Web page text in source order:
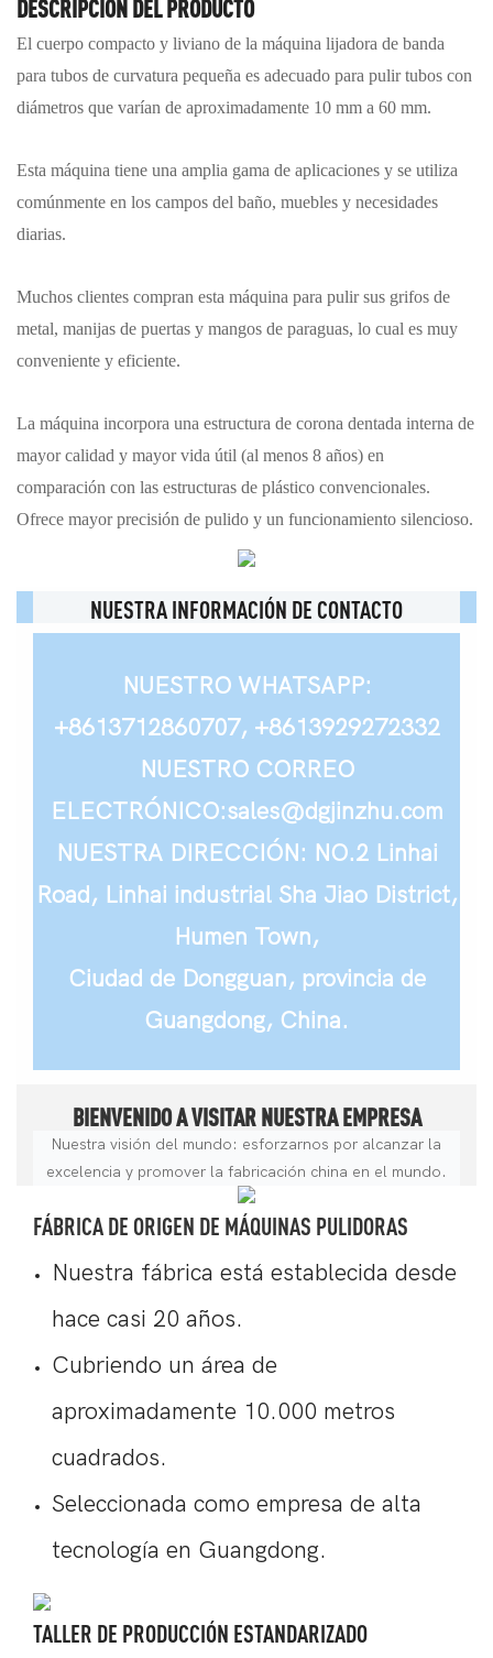
DESCRIPCIÓN DEL PRODUCTO
El cuerpo compacto y liviano de la máquina lijadora de banda
para tubos de curvatura pequeña es adecuado para pulir tubos con
diámetros que varían de aproximadamente 10 mm a 60 mm.
Esta máquina tiene una amplia gama de aplicaciones y se utiliza
comúnmente en los campos del baño, muebles y necesidades
diarias.
Muchos clientes compran esta máquina para pulir sus grifos de
metal, manijas de puertas y mangos de paraguas, lo cual es muy
conveniente y eficiente.
La máquina incorpora una estructura de corona dentada interna de
mayor calidad y mayor vida útil (al menos 8 años) en
comparación con las estructuras de plástico convencionales.
Ofrece mayor precisión de pulido y un funcionamiento silencioso.
NUESTRA INFORMACIÓN DE CONTACTO
NUESTRO WHATSAPP:
+8613712860707, +8613929272332
NUESTRO CORREO
ELECTRÓNICO:sales@dgjinzhu.com
NUESTRA DIRECCIÓN: NO.2 Linhai
Road, Linhai industrial Sha Jiao District,
Humen Town,
Ciudad de Dongguan, provincia de
Guangdong, China.
BIENVENIDO A VISITAR NUESTRA EMPRESA
Nuestra visión del mundo: esforzarnos por alcanzar la
excelencia y promover la fabricación china en el mundo.
FÁBRICA DE ORIGEN DE MÁQUINAS PULIDORAS
Nuestra fábrica está establecida desde
hace casi 20 años.
Cubriendo un área de
aproximadamente 10.000 metros
cuadrados.
Seleccionada como empresa de alta
tecnología en Guangdong.
TALLER DE PRODUCCIÓN ESTANDARIZADO